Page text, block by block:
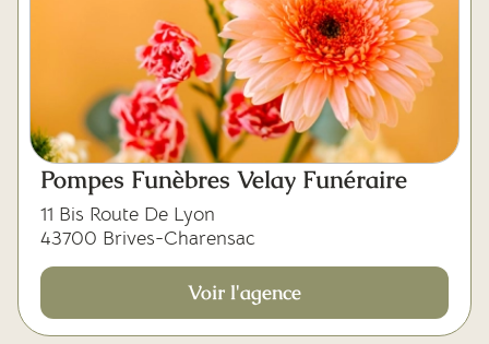
Pompes Funèbres Velay Funéraire
11 Bis Route De Lyon
43700 Brives-Charensac
Voir l'agence